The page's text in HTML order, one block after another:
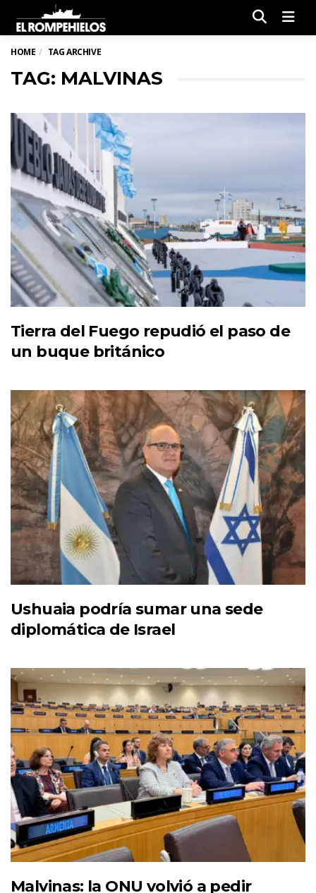
HOME TAG ARCHIVE
TAG: MALVINAS
Tierra del Fuego repudió el paso de
un buque británico
Ushuaia podría sumar una sede
diplomática de Israel
Malvinas: la ONU volvió a pedir